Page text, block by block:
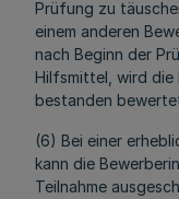
Prüfung zu
einem anderen
nach Beginn der
Hilfsmittel, wird die
bestanden
(6) Bei einer
kann die
Teilnahme